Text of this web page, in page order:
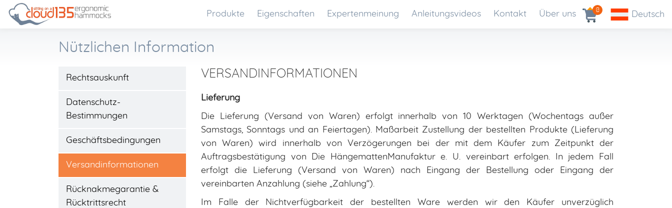
0 Deutsch
Produkte Eigenschaften Expertenmeinung Anleitungsvideos Kontakt Über uns
Nützlichen Information
Rechtsauskunft
Datenschutz-
Bestimmungen
Geschäftsbedingungen
Versandinformationen
Rücknakmegarantie &
Rücktrittsrecht
VERSANDINFORMATIONEN
Lieferung
Die Lieferung (Versand von Waren) erfolgt innerhalb von 10 Werktagen (Wochentags außer
Samstags, Sonntags und an Feiertagen). Maßarbeit Zustellung der bestellten Produkte (Lieferung
von Waren) wird innerhalb von Verzögerungen bei der mit dem Käufer zum Zeitpunkt der
Auftragsbestätigung von Die HängemattenManufaktur e. U. vereinbart erfolgen. In jedem Fall
erfolgt die Lieferung (Versand von Waren) nach Eingang der Bestellung oder Eingang der
vereinbarten Anzahlung (siehe „Zahlung“).
Im Falle der Nichtverfügbarkeit der bestellten Ware werden wir den Käufer unverzüglich